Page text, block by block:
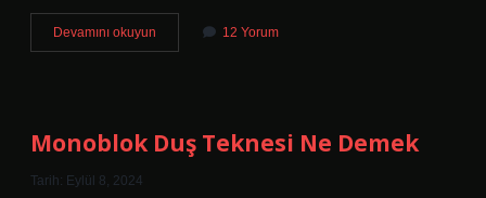
Devamını okuyun
Icra
12 Yorum
Monoblok Duş Teknesi Ne Demek
Tarih: Eylül 8, 2024